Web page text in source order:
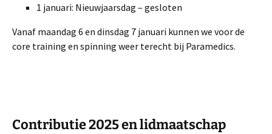
1 januari: Nieuwjaarsdag – gesloten
Vanaf maandag 6 en dinsdag 7 januari kunnen we voor de
core training en spinning weer terecht bij Paramedics.
Contributie 2025 en lidmaatschap